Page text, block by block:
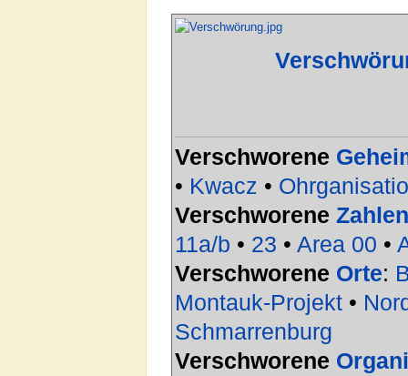
Verschworene
• Kwacz •
Verschworene Zahlen
11a/b • 23 • Area 00 •
Verschworene Orte:
Montauk-Projekt •
Schmarrenburg
Verschworene